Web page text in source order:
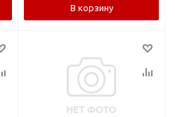
В корзину